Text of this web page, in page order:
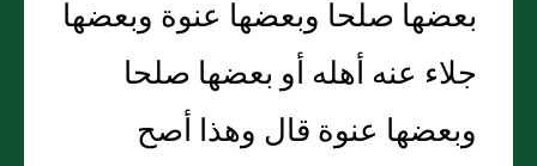
بعضها صلحا وبعضها عنوة وبعضها
جلاء عنه أهله أو بعضها صلحا
وبعضها عنوة قال وهذا أصح